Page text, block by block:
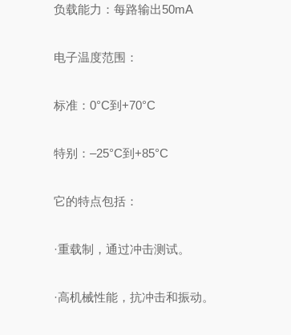
负载能力：每路输出50mA
电子温度范围：
标准：0°C到+70°C
特别：–25°C到+85°C
它的特点包括：
·重载制，通过冲击测试。
·高机械性能，抗冲击和振动。